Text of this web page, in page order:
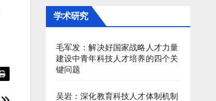
学术研究
毛军发：解决好国家战略人才力量
建设中青年科技人才培养的四个关
键问题
吴岩：深化教育科技人才体制机制